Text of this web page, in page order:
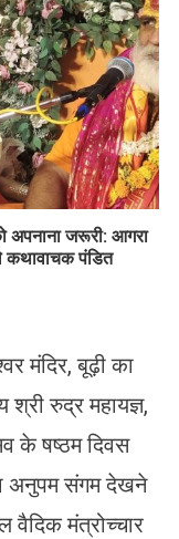
अपनाना जरूरी: आगरा
कथावाचक पंडित
मंदिर, बूढ़ी का
श्री रुद्र महायज्ञ,
के षष्ठम दिवस
अनुपम संगम देखने
वैदिक मंत्रोच्चार